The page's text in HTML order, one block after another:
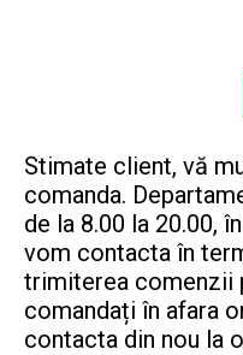
Stimate client, vă
comanda.
de la 8.00 la 20.00,
vom contacta în
trimiterea comenzii
comandați în afara
contacta din nou la